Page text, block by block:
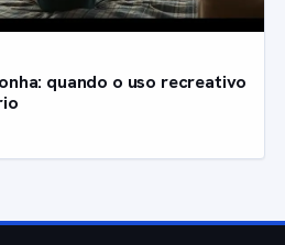
quando o uso recreativo